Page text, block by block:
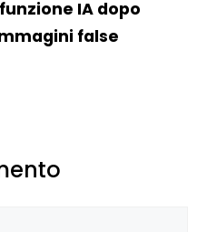
IA dopo
false